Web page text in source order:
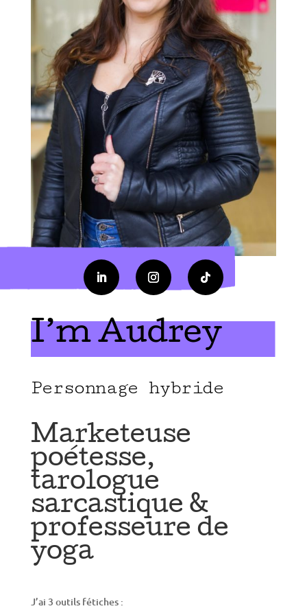
I’m Audrey
Personnage hybride
Marketeuse
poétesse,
tarologue
sarcastique &
professeure de
yoga
J’ai 3 outils fétiches :